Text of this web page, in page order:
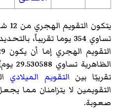
تقريبًا بين التقويم الميلادي
التقويمين لا يتزامنان مما
صعوبة.